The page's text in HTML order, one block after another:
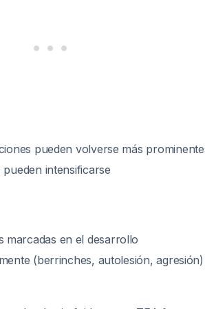
pueden volverse más
intensificarse
marcadas en el desarrollo
(berrinches, autolesión, agresión)